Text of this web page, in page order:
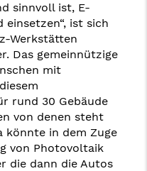
sinnvoll ist, E-
einsetzen“, ist sich
Werkstätten
Das gemeinnützige
mit
rund 30 Gebäude
von denen steht
könnte in dem Zuge
von Photovoltaik
die dann die Autos